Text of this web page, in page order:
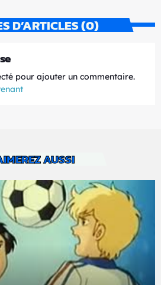
D’ARTICLES (0)
pour ajouter un commentaire.
AUSSI